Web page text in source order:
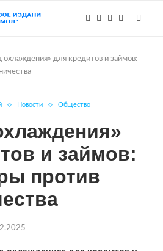
охлаждения» для кредитов и займов:
Новости Общество
и займов:
против